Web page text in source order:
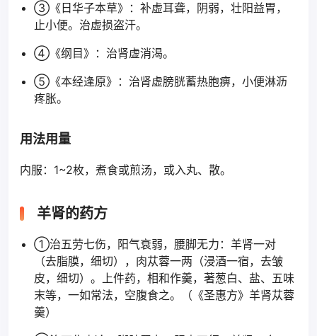
③《日华子本草》：补虚耳聋，阴弱，壮阳益胃，
止小便。治虚损盗汗。
④《纲目》：治肾虚消渴。
⑤《本经逢原》：治肾虚膀胱蓄热胞痹，小便淋沥
疼胀。
用法用量
内服：1~2枚，煮食或煎汤，或入丸、散。
羊肾的药方
①治五劳七伤，阳气衰弱，腰脚无力：羊肾一对
（去脂膜，细切），肉苁蓉一两（浸酒一宿，去皱
皮，细切）。上件药，相和作羹，著葱白、盐、五味
末等，一如常法，空腹食之。（《圣惠方》羊肾苁蓉
羹）